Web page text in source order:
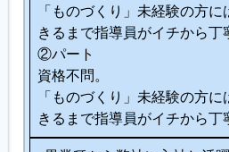
「ものづくり」未経験の方
きるまで指導員がイチから丁
②パート
資格不問。
「ものづくり」未経験の方
きるまで指導員がイチから丁